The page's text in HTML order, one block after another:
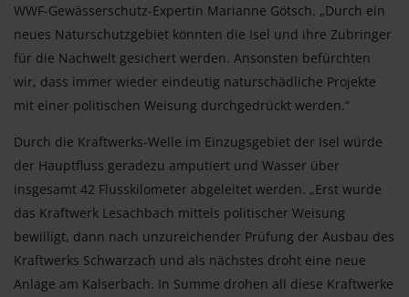
WWF-Gewässerschutz-Expertin Marianne Götsch. „Durch ein
neues Naturschutzgebiet könnten die Isel und ihre Zubringer
für die Nachwelt gesichert werden. Ansonsten befürchten
wir, dass immer wieder eindeutig naturschädliche Projekte
mit einer politischen Weisung durchgedrückt werden.“
Durch die Kraftwerks-Welle im Einzugsgebiet der Isel würde
der Hauptfluss geradezu amputiert und Wasser über
insgesamt 42 Flusskilometer abgeleitet werden. „Erst wurde
das Kraftwerk Lesachbach mittels politischer Weisung
bewilligt, dann nach unzureichender Prüfung der Ausbau des
Kraftwerks Schwarzach und als nächstes droht eine neue
Anlage am Kalserbach. In Summe drohen all diese Kraftwerke